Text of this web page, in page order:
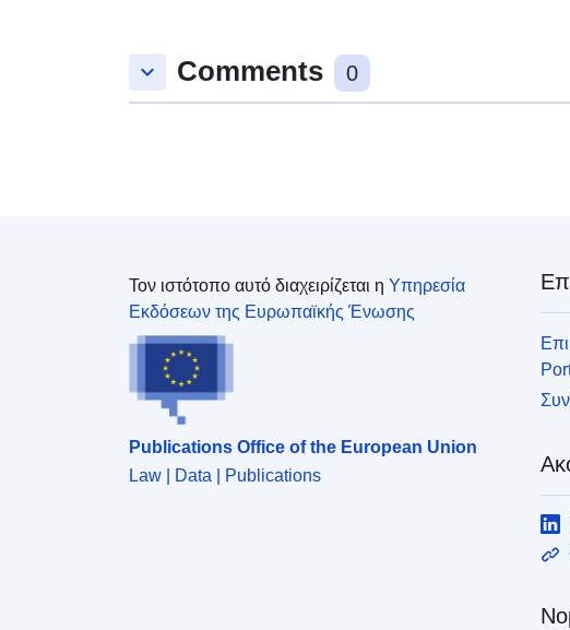
keyboard_arrow_down Comments 0
Τον ιστότοπο αυτό διαχειρίζεται η Υπηρεσία
Εκδόσεων της Ευρωπαϊκής Ένωσης
Publications Office of the European Union
Law | Data | Publications